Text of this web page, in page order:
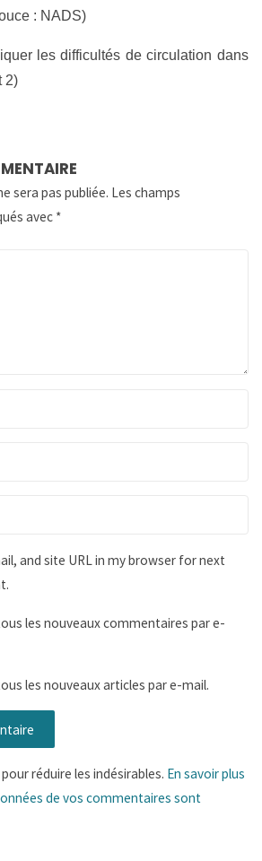
: NADS)
les difficultés de circulation dans
2)
sera pas publiée. Les champs
avec *
and site URL in my browser for next
les nouveaux commentaires par e-
les nouveaux articles par e-mail.
réduire les indésirables. En savoir plus
de vos commentaires sont